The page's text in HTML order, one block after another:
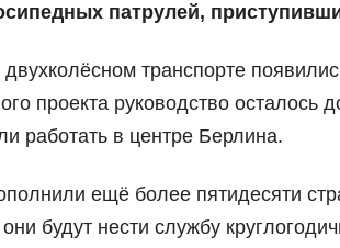
патрулей,
транспорте
проекта руководство осталось
работать в центре Берлина.
ещё более пятидесяти
будут нести службу